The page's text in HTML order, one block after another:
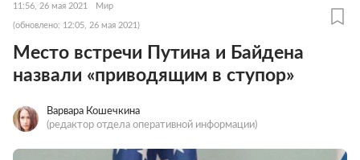
11:56, 26 мая 2021 Мир
(обновлено: 12:05, 26 мая 2021)
Место встречи Путина и Байдена
назвали «приводящим в ступор»
Варвара Кошечкина
(редактор отдела оперативной информации)